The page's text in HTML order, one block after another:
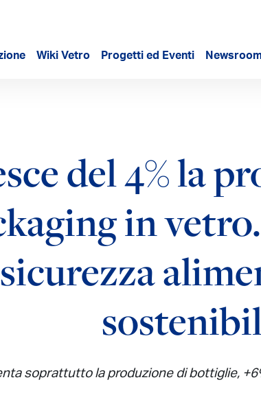
Wiki Vetro Progetti ed Eventi
del 4% la
in
sicurezza
soprattutto la produzione di bottiglie,